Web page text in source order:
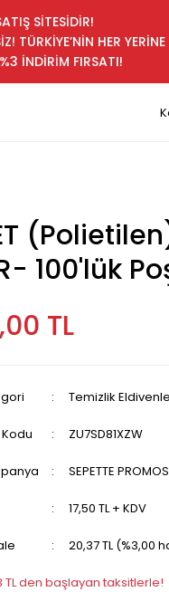
SİTESİDİR!
TÜRKİYE’NİN HER
İNDİRİM FIRSATI!
100'lük
TL
Temizlik
ZU7SD81XZW
SEPETTE
17,50 TL + KDV
20,37 TL (%3,00
TL den başlayan taksitlerle!